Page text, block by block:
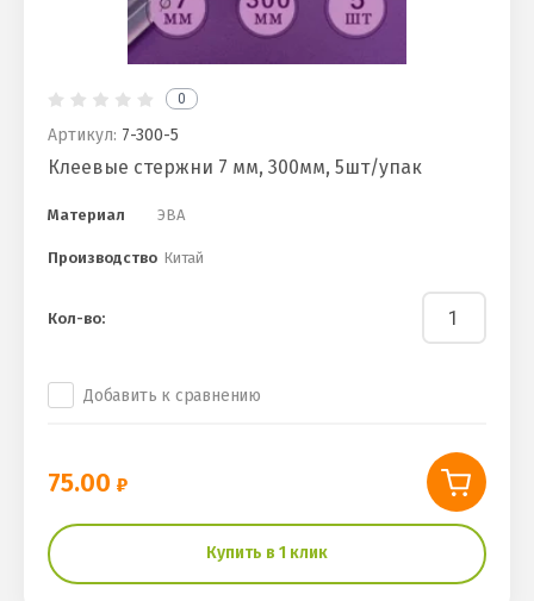
0
Артикул: 7-300-5
Клеевые стержни 7 мм, 300мм, 5шт/упак
Материал ЭВА
Производство Китай
Кол-во:
Добавить к сравнению
75.00
Купить в 1 клик